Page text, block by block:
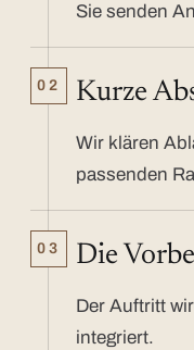
Sie senden
02 Kurze
Wir klären
passenden
03 Die
Der Auftritt
integriert.